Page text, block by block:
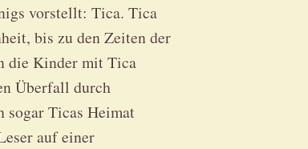
vorstellt: Tica. Tica
bis zu den Zeiten der
die Kinder mit Tica
Überfall durch
sogar Ticas Heimat
auf einer